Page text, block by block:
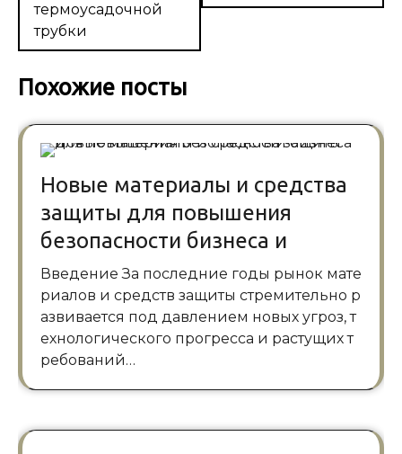
термоусадочной
трубки
Похожие посты
Новые материалы и средства
защиты для повышения
безопасности бизнеса и
Введение За последние годы рынок мате
риалов и средств защиты стремительно р
азвивается под давлением новых угроз, т
ехнологического прогресса и растущих т
ребований…